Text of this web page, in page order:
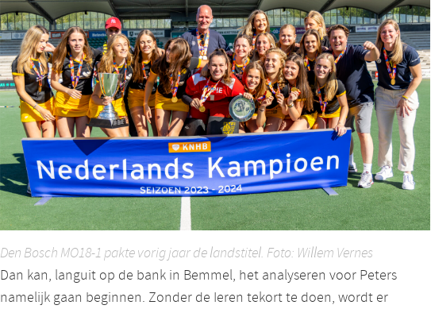
Den Bosch MO18-1 pakte vorig jaar de landstitel. Foto: Willem Vernes
Dan kan, languit op de bank in Bemmel, het analyseren voor Peters
namelijk gaan beginnen. Zonder de Ieren tekort te doen, wordt er